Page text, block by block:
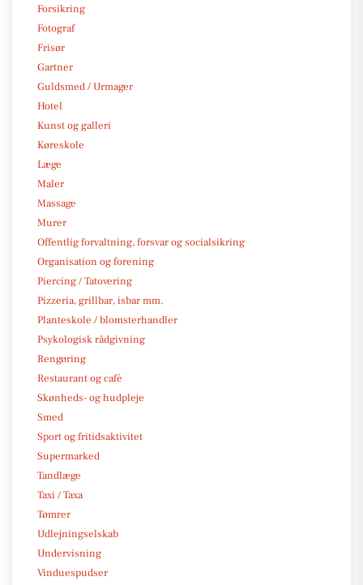
Forsikring
Fotograf
Frisør
Gartner
Guldsmed / Urmager
Hotel
Kunst og galleri
Køreskole
Læge
Maler
Massage
Murer
Offentlig forvaltning, forsvar og socialsikring
Organisation og forening
Piercing / Tatovering
Pizzeria, grillbar, isbar mm.
Planteskole / blomsterhandler
Psykologisk rådgivning
Rengøring
Restaurant og café
Skønheds- og hudpleje
Smed
Sport og fritidsaktivitet
Supermarked
Tandlæge
Taxi / Taxa
Tømrer
Udlejningselskab
Undervisning
Vinduespudser